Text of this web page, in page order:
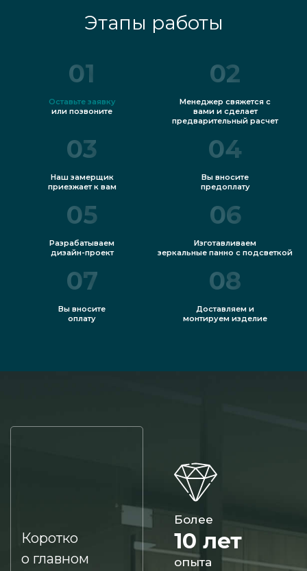
Этапы работы
01
Оставьте заявку
или позвоните
02
Менеджер свяжется с
вами и сделает
предварительный расчет
03
Наш замерщик
приезжает к вам
04
Вы вносите
предоплату
05
Разрабатываем
дизайн-проект
06
Изготавливаем
зеркальные панно с подсветкой
07
Вы вносите
оплату
08
Доставляем и
монтируем изделие
Коротко
о главном
Более
10 лет
опыта